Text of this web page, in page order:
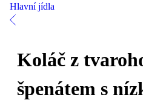
Hlavní jídla
Koláč z
špenátem s